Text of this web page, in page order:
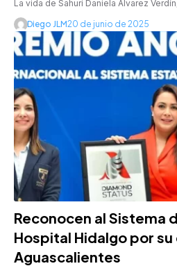
La vida de Sahuri Daniela Álvarez
Diego JLM20 de junio de 2025
Reconocen al Sistema
Hospital Hidalgo por
Aguascalientes